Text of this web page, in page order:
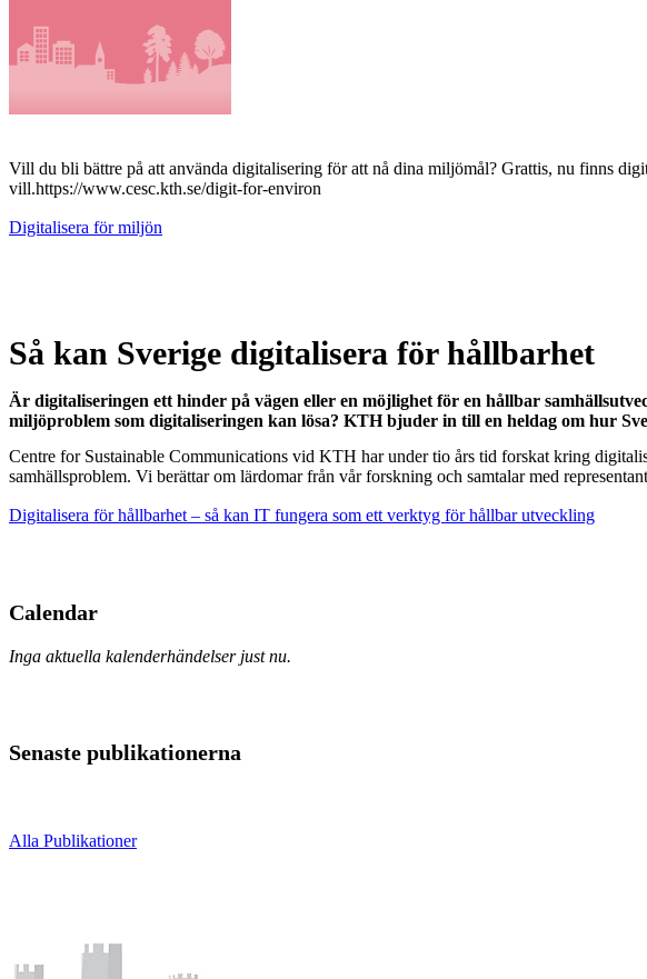
Vill du bli bättre på att använda digitalisering för att nå dina miljömål? Grattis, nu finns
vill.https://www.cesc.kth.se/digit-for-environ
Digitalisera för miljön
Så kan Sverige digitalisera för hållbarhet
Är digitaliseringen ett hinder på vägen eller en möjlighet för en hållbar
miljöproblem som digitaliseringen kan lösa? KTH bjuder in till en heldag om hur
Centre for Sustainable Communications vid KTH har under tio års tid forskat kring
samhällsproblem. Vi berättar om lärdomar från vår forskning och samtalar med
Digitalisera för hållbarhet – så kan IT fungera som ett verktyg för hållbar utveckling
Calendar
Inga aktuella kalenderhändelser just nu.
Senaste publikationerna
Alla Publikationer